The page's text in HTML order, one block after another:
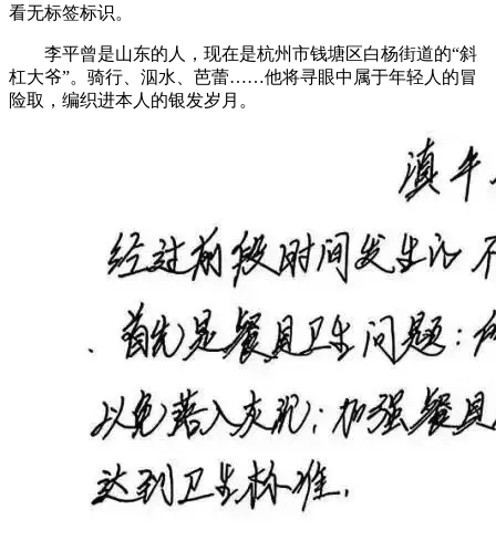
看无标签标识。
李平曾是山东的人，现在是杭州市钱塘区白杨街道的“斜
杠大爷”。骑行、泅水、芭蕾……他将寻眼中属于年轻人的冒
险取，编织进本人的银发岁月。